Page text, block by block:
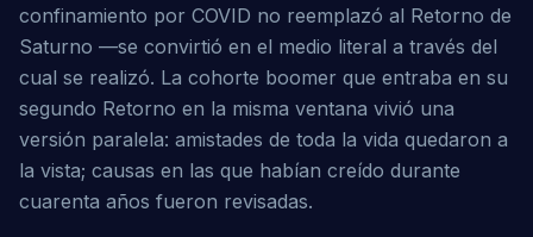
confinamiento por COVID no reemplazó al Retorno de
Saturno —se convirtió en el medio literal a través del
cual se realizó. La cohorte boomer que entraba en su
segundo Retorno en la misma ventana vivió una
versión paralela: amistades de toda la vida quedaron a
la vista; causas en las que habían creído durante
cuarenta años fueron revisadas.